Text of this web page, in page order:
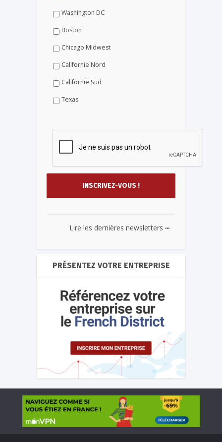
Washington DC
Boston
Chicago Midwest
Californie Nord
Californie Sud
Texas
Lire les dernières newsletters ...
PRÉSENTEZ VOTRE ENTREPRISE